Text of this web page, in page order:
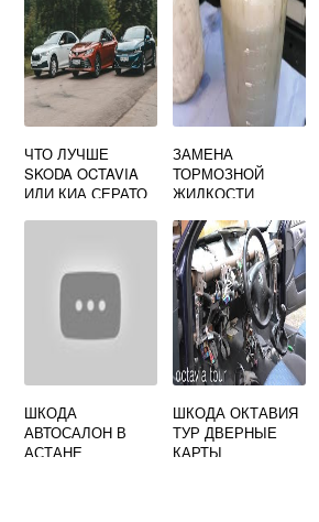
ЧТО ЛУЧШЕ
SKODA OCTAVIA
ИЛИ КИА СЕРАТО
ЗАМЕНА
ТОРМОЗНОЙ
ЖИДКОСТИ
А5
ШКОДА
АВТОСАЛОН В
АСТАНЕ
ШКОДА ОКТАВИЯ
ТУР ДВЕРНЫЕ
КАРТЫ